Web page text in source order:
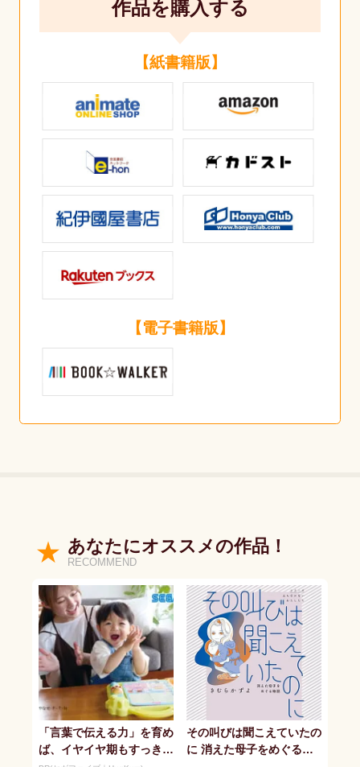
作品を購入する
【紙書籍版】
【電子書籍版】
あなたにオススメの作品！
RECOMMEND
「言葉で伝える力」を育め
ば、イヤイヤ期もすっき
その叫びは聞こえていたの
に 消えた母子をめぐる物